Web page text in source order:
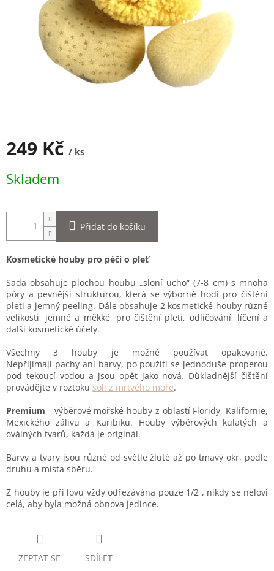
249 Kč / ks
cena:
Skladem
Přidat do košíku
Kosmetické houby pro péči o pleť
Sada obsahuje plochou houbu „sloní ucho“ (7-8 cm) s mnoha
póry a pevnější strukturou, která se výborně hodí pro čištění
pleti a jemný peeling. Dále obsahuje 2 kosmetické houby různé
velikosti, jemné a měkké, pro čištění pleti, odličování, líčení a
další kosmetické účely.
Všechny 3 houby je možné používat opakovaně.
Nepřijímají pachy ani barvy, po použití se jednoduše properou
pod tekoucí vodou a jsou opět jako nová. Důkladnější čištění
provádějte v roztoku soli z mrtvého moře.
Premium - výběrové mořské houby z oblastí Floridy, Kalifornie,
Mexického zálivu a Karibiku. Houby výběrových kulatých a
oválných tvarů, každá je originál.
Barvy a tvary jsou různé od světle žluté až po tmavý okr, podle
druhu a místa sběru.
Z houby je při lovu vždy odřezávána pouze 1/2 , nikdy se neloví
celá, aby byla možná obnova jedince.
ZEPTAT SE SDÍLET